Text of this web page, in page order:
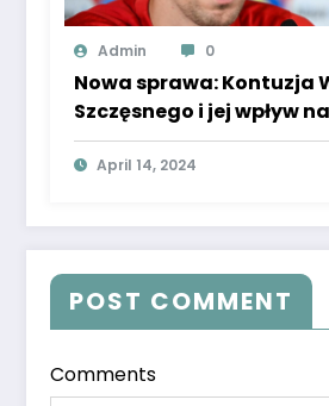
Admin 0
Nowa sprawa: Kontuzja
Szczęsnego i jej wpływ
Super Express podaje
April 14, 2024
POST COMMENT
Comments